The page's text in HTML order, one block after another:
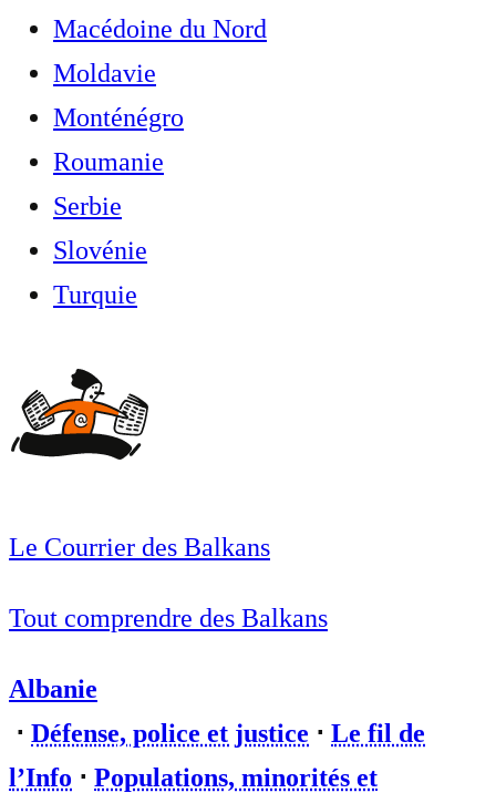
Macédoine du Nord
Moldavie
Monténégro
Roumanie
Serbie
Slovénie
Turquie
Le Courrier des Balkans
Tout comprendre des Balkans
Albanie
⋅ Défense, police et justice ⋅ Le fil de
l’Info ⋅ Populations, minorités et